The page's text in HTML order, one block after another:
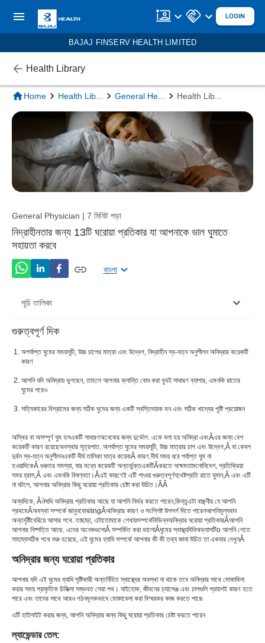
LOGIN
BAJAJ FINSERV HEALTH LIMITED
Health Library
Home Health Lib General He Health Lib
General Physician | 7 মিনিট পড়া
নিদ্রাহীনতার জন্য 13টি ঘরোয়া প্রতিকার যা আপনাকে ভাল ঘুমাতে
সহায়তা করবে
বাংলা
সূচি তালিকা
অনিদ্রার লক্ষণ
অনিদ্রার জন্য চিকিত্সা
গুরুত্বপূর্ণ দিক
অপর্যাপ্ত ঘুমের সময়সূচী, উচ্চ চাপের মাত্রা এবং উদ্বেগ, নিদ্রাহীন স্ব-যত্ন অনুশীলন অনিদ্রার কয়েকটি
কারণ
আপনি যদি অনিদ্রায় ভুগছেন, তাহলে আপনার ক্লান্তি বোধ করা খুবই সাধারণ ব্যাপার, এমনকি রাতের
ঘুমের পরেও
সত্যিকারের বিশ্রামের জন্য সঠিক ঘুমের জন্য একটি স্বস্তিদায়ক মন এবং সঠিক খাদ্যের পুষ্টি প্রয়োজন
অস্থির বা অসম্পূর্ণ ঘুম হলএকটি সাধারণঅনেকের জন্য দুর্ভোগ. একে বলা হয় অনিদ্রা এবংÂএর জন্য বেশ
কয়েকটি কারণ রয়েছেঅবস্থার সূত্রপাত. অপর্যাপ্ত ঘুমের সময়সূচী, উচ্চ মাত্রার চাপ এবং উদ্বেগ,Â বা কেবল
দুর্বল স্ব-যত্ন অনুশীলনএকটি দীর্ঘ তালিকা মাত্র কয়েকÂ কারণ.দীর্ঘ সময় ধরে পর্যাপ্ত ঘুম না
হওয়াদিকেÂ গুরুতর সমস্যা, যার মধ্যে কয়েকটি অন্তর্ভুক্তএকটিÂকরতে অক্ষমতামনোনিবেশ, প্রতিক্রিয়া
সময় হ্রাস,Â এবং এমনকি বিষণ্নতা।Âএই কারণেই এটি পাওয়া গুরুত্বপূর্ণযথেষ্টপ্রতি রাতে ঘুমান,Â এবং এটি
না ঘটলে, আপনার অনিদ্রার কিছু ঘরোয়া প্রতিকার চেষ্টা করা উচিত।ÂÂ
অন্যদিকে, Âঔষধি অনিদ্রার প্রতিকার আছে যা আপনি নির্ভর করতে পারেন,কিন্তুএটা বাঞ্ছনীয় যে আপনি
প্রথমেÂঅবস্থা সম্পর্কে জানুনবোঝাingÂঅনিদ্রার কারণ ও সংশ্লিষ্ট উপসর্গ দিতে পারেনআপনিমূল্যবান
অন্তর্দৃষ্টিবেরিয়ে আসার পথে. তাছাড়া, এটাতোমাকে শেখায়সম্পর্কেবিভিন্নঅনিদ্রার ঘরোয়া প্রতিকারÂআপনি
আপনার নিষ্পত্তি আছে. এদের অনেকগুলোÂ সম্পর্কিত করা ভালোÂঘুমের স্বাস্থ্যবিধিঅভ্যাসটিo আপনি পেতে
সাহায্যসঠিক পথে শুরু হয়েছে, এই ঘুমের ব্যাধি সম্পর্কে আপনার কী কী তথ্য জানা উচিত তা একবার দেখুনÂ
অনিদ্রার জন্য ঘরোয়া প্রতিকার
আপনার যদি এই ঘুমের ব্যাধি সৃষ্টিকারী অন্তর্নিহিত স্বাস্থ্যের অবস্থা না থাকে তবে অনিদ্রার সাথে মোকাবিলা
করার সময় প্রাকৃতিক চিকিত্সা সম্ভবত সেরা পথ। যাইহোক, জীবনের চ্যালেঞ্জ এবং চাপগুলি প্রায়শই কারণ হতে
পারে এবং তাদের সাথে আরও গঠনমূলকভাবে মোকাবেলা করা বিস্ময়কর কাজ করতে পারে৷
এটি হাইলাইট করার জন্য, আপনি অনিদ্রার জন্য কিছু ঘরোয়া প্রতিকার চেষ্টা করতে পারেন
ল্যাভেন্ডার তেল: